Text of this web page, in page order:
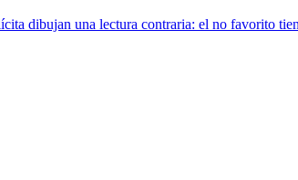
dibujan una lectura contraria: el no favorito